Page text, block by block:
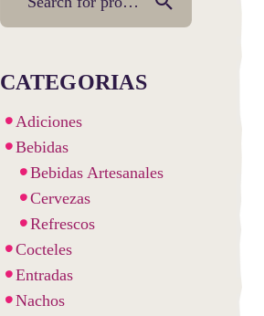
CATEGORIAS
Adiciones
Bebidas
Bebidas Artesanales
Cervezas
Refrescos
Cocteles
Entradas
Nachos